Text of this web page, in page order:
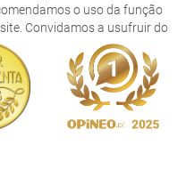
o uso da função
Convidamos a usufruir do